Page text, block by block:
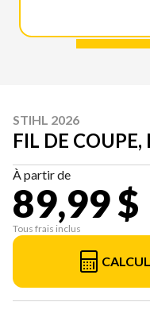
STIHL 2026
FIL DE
À partir de
89,99 $
Tous frais inclus